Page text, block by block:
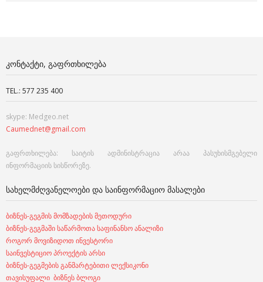
ᲙᲝᲜᲢᲐᲥᲢᲘ, ᲒᲐᲤᲠᲗᲮᲘᲚᲔᲑᲐ
TEL.: 577 235 400
skype: Medgeo.net
Caumednet@gmail.com
გაფრთხილება: საიტის ადმინისტრაცია არაა პასუხისმგებელი
ინფორმაციის სისწორეზე.
ᲡᲐᲮᲔᲚᲛᲫᲦᲕᲐᲜᲔᲚᲝᲔᲑᲘ ᲓᲐ ᲡᲐᲘᲜᲤᲝᲠᲛᲐᲪᲘᲝ ᲛᲐᲡᲐᲚᲔᲑᲘ
ბიზნეს-გეგმის მომზადების მეთოდური
ბიზნეს-გეგმაში საწარმოთა საფინანსო ანალიზი
როგორ მოვიზიდოთ ინვესტორი
საინვესტიციო პროექტის არსი
ბიზნეს-გეგმების განმარტებითი ლექსიკონი
თავისუფალი ბიზნეს ბლოგი